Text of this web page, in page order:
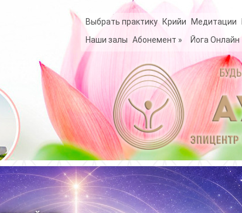
Выбрать практику Крийи Медитации
Наши залы Абонемент » Йога Онлайн